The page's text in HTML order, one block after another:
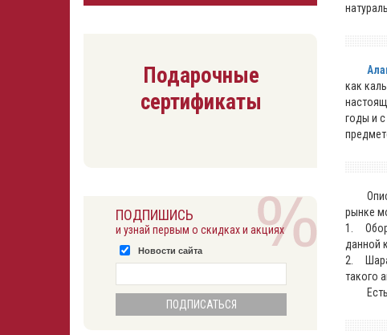
как
годы и
рынке
1.
данной
2.
такого
Есть
Подарочные
сертификаты
ПОДПИШИСЬ
и узнай первым о скидках и акциях
Новости сайта